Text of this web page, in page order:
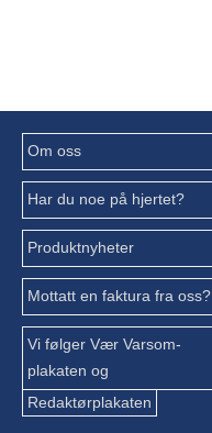
Om oss
Har du noe på hjertet?
Produktnyheter
Mottatt en faktura fra oss?
Vi følger Vær Varsom-
plakaten og
Redaktørplakaten